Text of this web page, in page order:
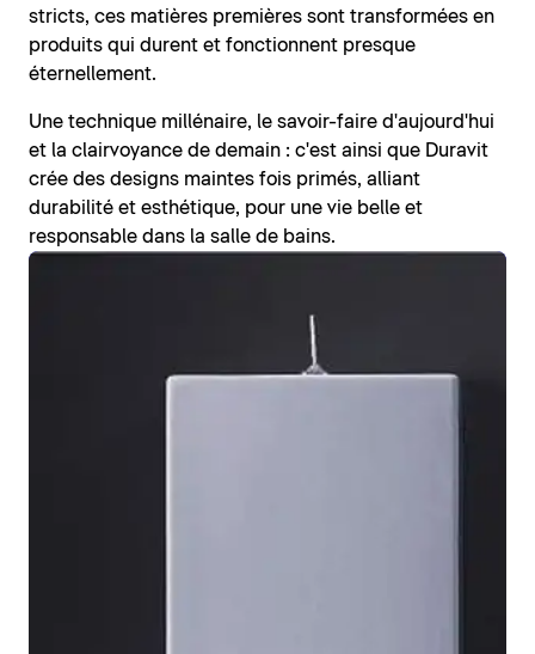
stricts, ces matières premières sont transformées en
produits qui durent et fonctionnent presque
éternellement.
Une technique millénaire, le savoir-faire d'aujourd'hui
et la clairvoyance de demain : c'est ainsi que Duravit
crée des designs maintes fois primés, alliant
durabilité et esthétique, pour une vie belle et
responsable dans la salle de bains.